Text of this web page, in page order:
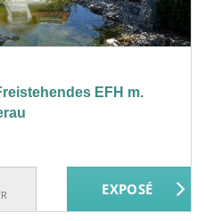
EFH m.